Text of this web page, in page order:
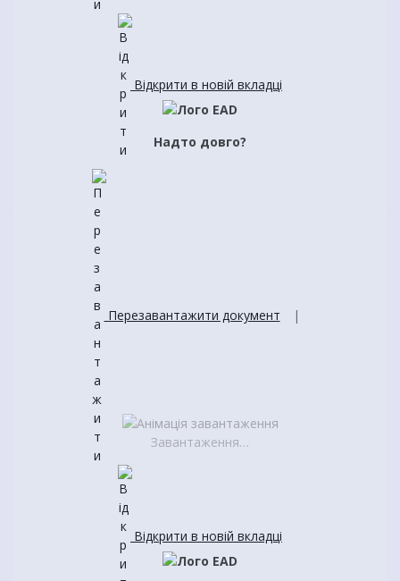
Відкрити в новій вкладці
Завантаження…
Надто довго?
Перезавантажити документ |
Відкрити в новій вкладці